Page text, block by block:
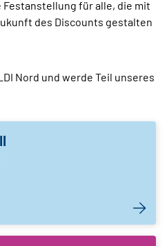
Festanstellung für alle, die mit
des Discounts gestalten
Nord und werde Teil unseres